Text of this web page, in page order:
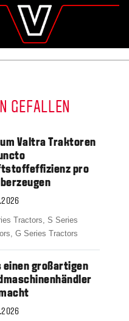
valtra.de
GEFALLEN
Valtra Traktoren
pro
Tractors, S Series
G Series Tractors
einen großartigen